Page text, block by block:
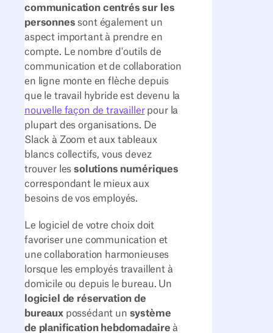
communication centrés sur les
personnes sont également un
aspect important à prendre en
compte. Le nombre d'outils de
communication et de collaboration
en ligne monte en flèche depuis
que le travail hybride est devenu la
nouvelle façon de travaillerpour la
plupart des organisations. De
Slack à Zoom et aux tableaux
blancs collectifs, vous devez
trouver lessolutions numériques
correspondant le mieux aux
besoins de vos employés.
Le logiciel de votre choix doit
favoriser une communication et
une collaboration harmonieuses
lorsque les employés travaillent à
domicile ou depuis le bureau. Un
logiciel de réservation de
bureauxpossédant un système
de planification hebdomadaire à